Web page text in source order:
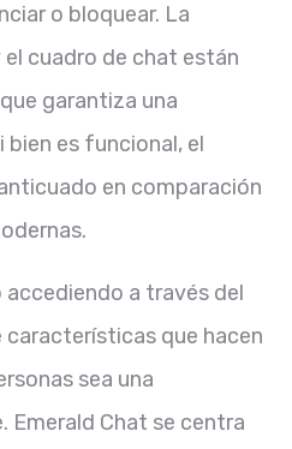
o bloquear. La
cuadro de chat están
garantiza una
bien es funcional, el
en comparación
accediendo a través del
características que hacen
sea una
Emerald Chat se centra